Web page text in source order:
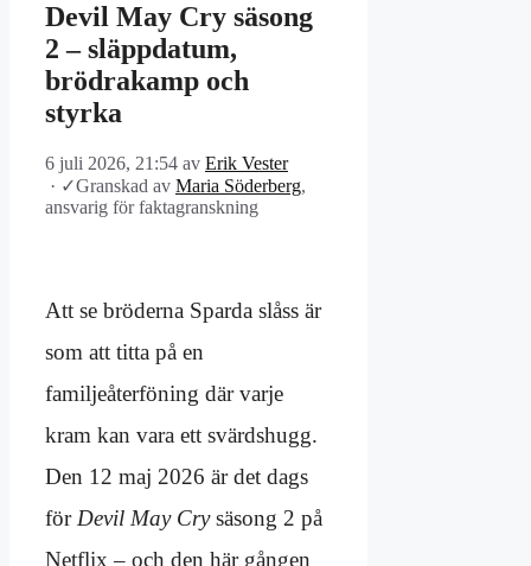
Devil May Cry säsong
2 – släppdatum,
brödrakamp och
styrka
6 juli 2026, 21:54 av Erik Vester
· ✓Granskad av Maria Söderberg,
ansvarig för faktagranskning
Att se bröderna Sparda slåss är
som att titta på en
familjeåterföning där varje
kram kan vara ett svärdshugg.
Den 12 maj 2026 är det dags
för Devil May Crysäsong 2 på
Netflix – och den här gången